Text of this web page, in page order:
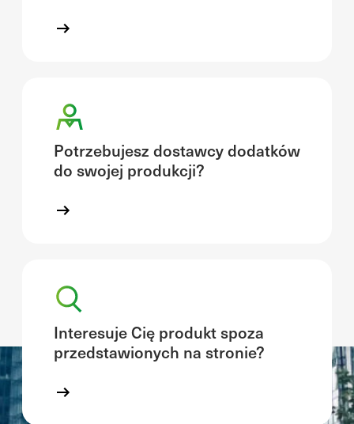
Potrzebujesz dostawcy dodatków
do swojej produkcji?
Interesuje Cię produkt spoza
przedstawionych na stronie?